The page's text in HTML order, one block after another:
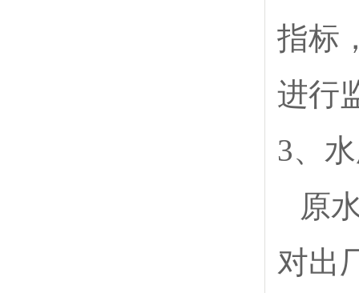
指标
进行
3、
原
对出